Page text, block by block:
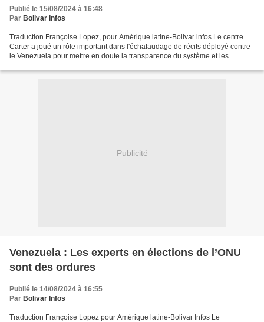
Publié le 15/08/2024 à 16:48
Par Bolivar Infos
Traduction Françoise Lopez, pour Amérique latine-Bolivar infos Le centre
Carter a joué un rôle important dans l'échafaudage de récits déployé contre
le Venezuela pour mettre en doute la transparence du système et les
Publicité
Venezuela : Les experts en élections de l’ONU
sont des ordures
Publié le 14/08/2024 à 16:55
Par Bolivar Infos
Traduction Françoise Lopez pour Amérique latine-Bolivar Infos Le